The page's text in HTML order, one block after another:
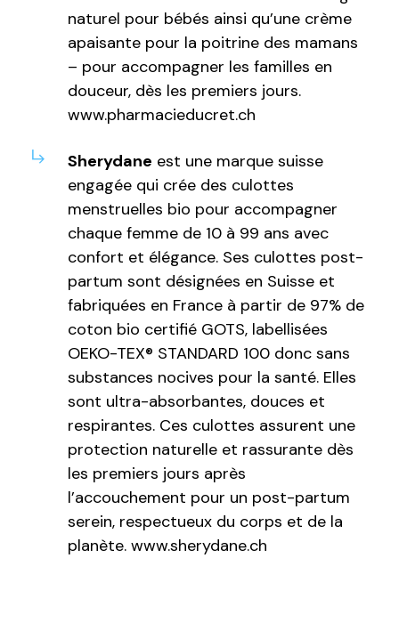
naturel pour bébés ainsi qu’une crème
apaisante pour la poitrine des mamans
– pour accompagner les familles en
douceur, dès les premiers jours.
www.pharmacieducret.ch
Sherydane est une marque suisse
engagée qui crée des culottes
menstruelles bio pour accompagner
chaque femme de 10 à 99 ans avec
confort et élégance. Ses culottes post-
partum sont désignées en Suisse et
fabriquées en France à partir de 97% de
coton bio certifié GOTS, labellisées
OEKO-TEX®️ STANDARD 100 donc sans
substances nocives pour la santé. Elles
sont ultra-absorbantes, douces et
respirantes. Ces culottes assurent une
protection naturelle et rassurante dès
les premiers jours après
l’accouchement pour un post-partum
serein, respectueux du corps et de la
planète. www.sherydane.ch